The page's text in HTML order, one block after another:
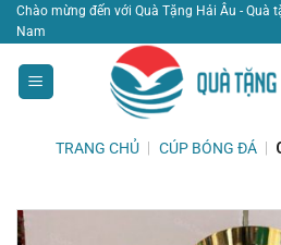
Bỏ
qua
nội
dung
Chào mừng đến với Quà Tặng Hải Âu - Quà
Nam
TRANG CHỦ CÚP BÓNG ĐÁ